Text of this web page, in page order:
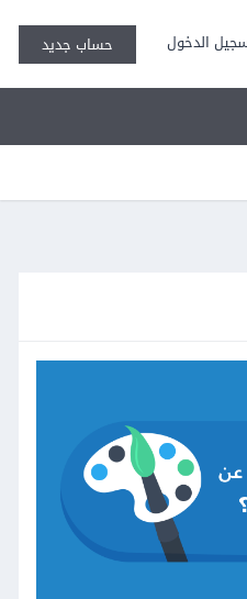
الدخول حساب جديد